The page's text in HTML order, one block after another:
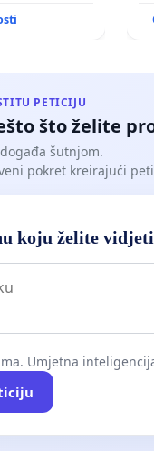
PETICIJU
što želite
šutnjom.
pokret kreirajući
koju želite vidjeti
Umjetna